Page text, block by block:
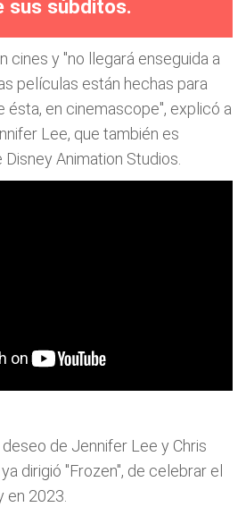
sus súbditos.
cines y "no llegará enseguida a
películas están hechas para
ésta, en cinemascope", explicó a
Lee, que también es
Animation Studios.
de Jennifer Lee y Chris
dirigió "Frozen", de celebrar el
en 2023.